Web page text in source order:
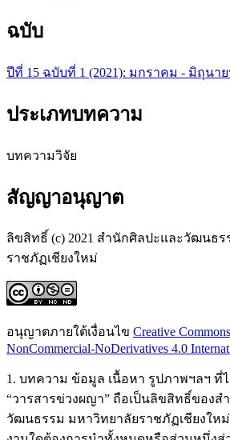
ฉบับ
ปีที่ 15 ฉบับที่ 1 (2021): มกราคม - มิถุนาย
ประเภทบทความ
บทความวิจัย
สัญญาอนุญาต
ลิขสิทธิ์ (c) 2021 สำนักศิลปะและวัฒนธ
ราชภัฏเชียงใหม่
อนุญาตภายใต้เงื่อนไข Creative
NonCommercial-NoDerivatives 4.0
1. บทความ ข้อมูล เนื้อหา รูปภาพฯลฯ ที่
“วารสารข่วงผญา” ถือเป็นลิขสิทธิ์ของส
วัฒนธรรม มหาวิทยาลัยราชภัฏเชียงให